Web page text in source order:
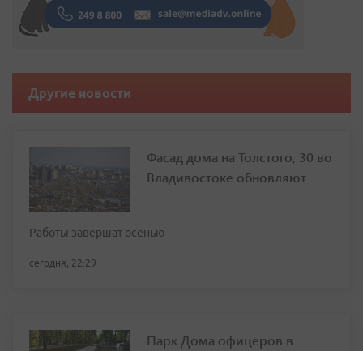
Другие новости
Фасад дома на Толстого, 30 во
Владивостоке обновляют
Работы завершат осенью
сегодня, 22:29
Парк Дома офицеров в